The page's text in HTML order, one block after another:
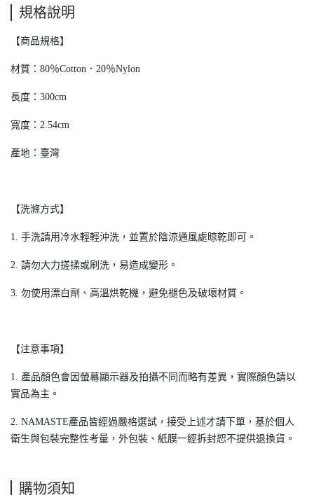
規格說明
【商品規格】
材質：80％Cotton．20％Nylon
長度：300cm
寬度：2.54cm
產地：臺灣
【洗滌方式】
1. 手洗請用冷水輕輕沖洗，並置於陰涼通風處晾乾即可。
2. 請勿大力搓揉或刷洗，易造成變形。
3. 勿使用漂白劑、高溫烘乾機，避免褪色及破壞材質。
【注意事項】
1. 產品顏色會因螢幕顯示器及拍攝不同而略有差異，實際顏色請以
實品為主。
2. NAMASTE產品皆經過嚴格選試，接受上述才請下單，基於個人
衛生與包裝完整性考量，外包裝、紙膜一經拆封恕不提供退換貨。
購物須知